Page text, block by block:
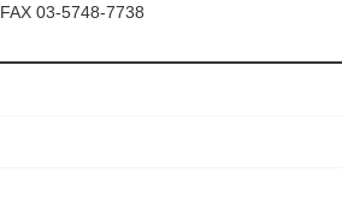
FAX 03-5748-7738